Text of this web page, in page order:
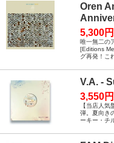
Oren
5,300
唯一無二の
[Editions
グ再発！こ
V.A. -
3,550
【当店人
弾。夏向き
ーキー・チ